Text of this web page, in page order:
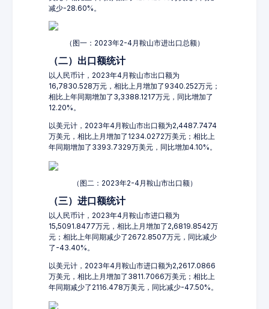
减少-28.60%。
（图一：2023年2-4月鞍山市进出口总额）
（二）出口额统计
以人民币计，2023年4月鞍山市出口额为
16,7830.528万元，相比上月增加了9340.252万元；
相比上年同期增加了3,3388.1217万元，同比增加了
12.20%。
以美元计，2023年4月鞍山市出口额为2,4487.7474
万美元，相比上月增加了1234.0272万美元；相比上
年同期增加了3393.7329万美元，同比增加4.10%。
（图二：2023年2-4月鞍山市出口额）
（三）进口额统计
以人民币计，2023年4月鞍山市进口额为
15,5091.8477万元，相比上月增加了2,6819.8542万
元；相比上年同期减少了2672.8507万元，同比减少
了-43.40%。
以美元计，2023年4月鞍山市进口额为2,2617.0866
万美元，相比上月增加了3811.7066万美元；相比上
年同期减少了2116.478万美元，同比减少-47.50%。